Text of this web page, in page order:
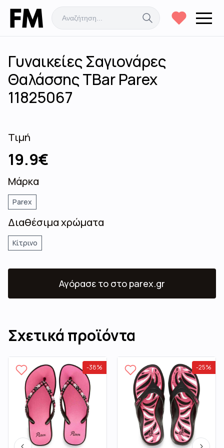
Γυναικείες Σαγιονάρες
Θαλάσσης ΤBar Parex
11825067
Τιμή
19.9€
Μάρκα
Parex
Διαθέσιμα χρώματα
Κίτρινο
Αγόρασε το στο parex.gr
Σχετικά προϊόντα
-38% -25%